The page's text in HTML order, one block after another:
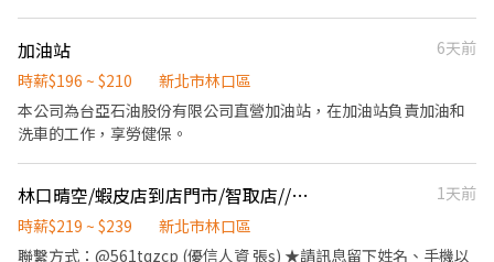
單日跑點支援鄰近門市 4️⃣ 主管交辦事項 ✔ 提供完整教育訓練及店
面實習 ✔ 需具備機車駕照與機車 🕒工作時間 🔸早班 07:00／08:30
17:00 📍固定班別（免輪班） 📍一週至少可配合4天 📍假日需可配合
排班 📍需能接受臨時性加班 💰薪資待遇 時薪 $209～264 （含區域
津貼／交通津貼／班別津貼／夜班津貼）
━━━━━━━━━━━━━━━━━━ ✅ 無經驗可 ✅ 學生／二度
就業可 ✅ 長期兼職佳 ✅ 工作穩定、福利完善 📩 歡迎私訊了解工作
地點與缺額！ ---------------------------------\ *智取店* 新林口文
進貨、補貨 3.提供顧客接待、收銀結帳等服務 4.維持門市作業區環
境、清潔維護作業 5.可配合調店、支援佳 --------------------------
----------------------------------------------- <有人店> 【早班】
(早4)1100-1500 (早6)1100-1730 【午班】 (午4)1500-1900 【晚
班時間依門市安排為主" 【整天】 (早8)1100-1930 (晚8)1415-2245
----------------------------------------- <智取店> 【早班】
加油站
6天前
時薪$196 ~ $210
新北市林口區
本公司為台亞石油股份有限公司直營加油站，在加油站負責加油和
洗車的工作，享勞健保。
林口晴空/蝦皮店到店門市/智取店//就近安排/高時薪兼職/無經驗
1天前
時薪$219 ~ $239
新北市林口區
聯繫方式：@561tqzcp (優信人資 張s) ★請訊息留下姓名、手機以